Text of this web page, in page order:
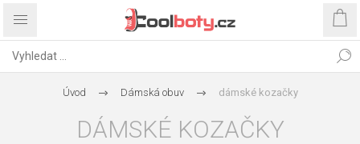
Úvod Dámská obuv dámské kozačky
DÁMSKÉ KOZAČKY